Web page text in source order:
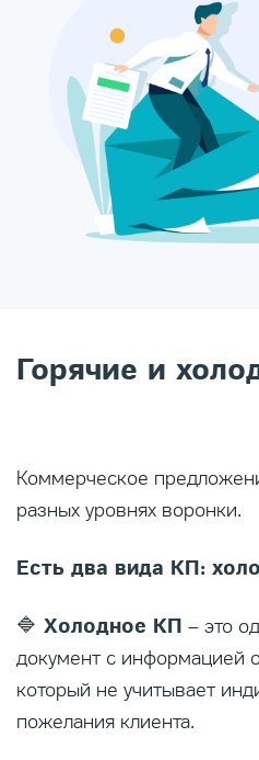
Горячие и
Коммерческое
разных уровнях воронки.
Есть два вида КП:
🔷 Холодное КП – это
документ с информацией
который не учитывает
пожелания клиента.